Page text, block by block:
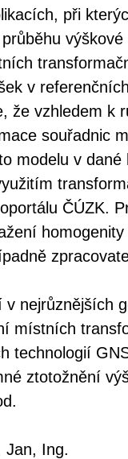
při
v
že vzhledem k
souřadnic
modelu v dané
ČÚZK.
v nejrůznějších
místních
technologií
ztotožnění
Jan, Ing.